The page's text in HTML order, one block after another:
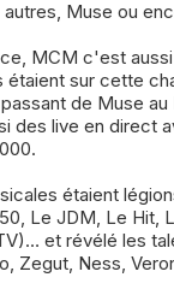
Muse ou
MCM c'est
sur cette
de Muse
des live en direct
étaient
Le JDM, Le Hit,
et révélé les
Zegut, Ness,